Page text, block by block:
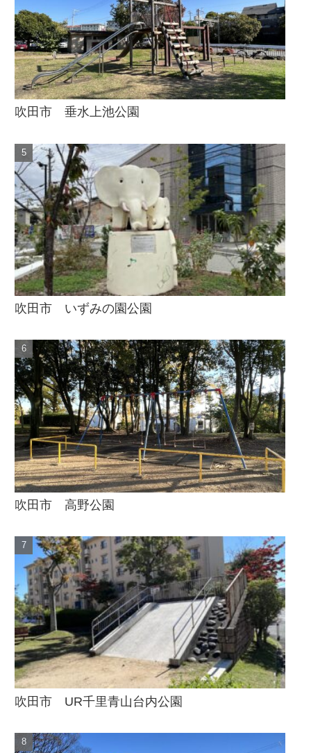
吹田市 垂水上池公園
吹田市 いずみの園公園
吹田市 高野公園
吹田市 UR千里青山台内公園